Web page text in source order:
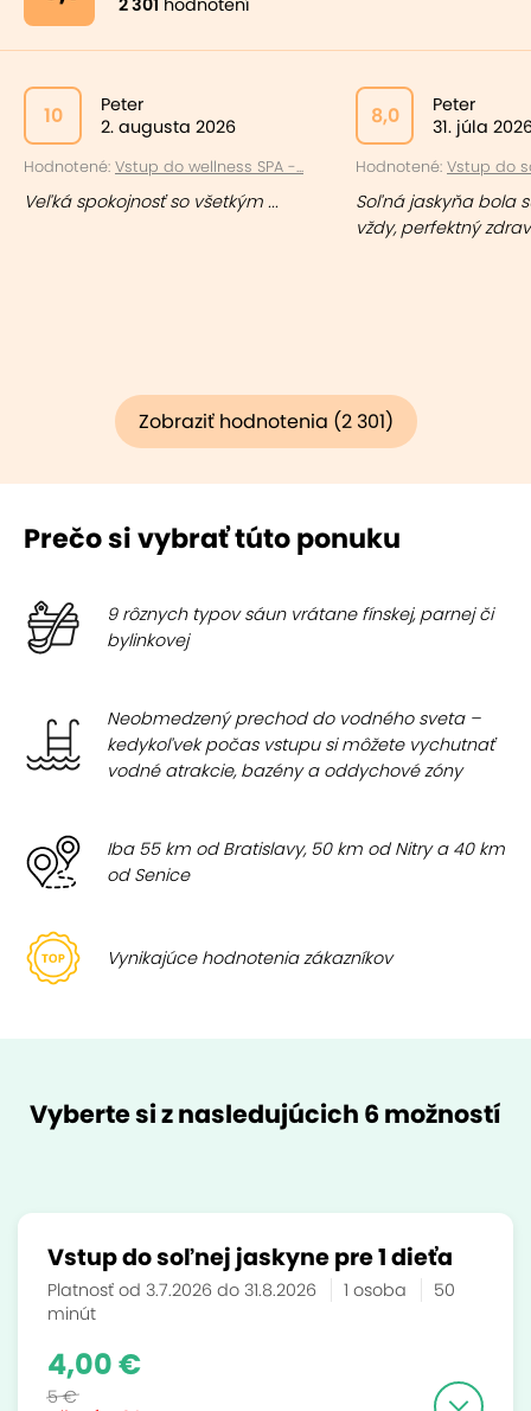
2 301 hodnotení
10
Peter
2. augusta 2026
Hodnotené: Vstup do wellness SPA -...
Veľká spokojnosť so všetkým ...
8,0
Peter
31. júla
Hodnotené: Vstup do
Soľná jaskyňa bola
vždy, perfektný
Zobraziť hodnotenia (2 301)
Prečo si vybrať túto ponuku
9 rôznych typov sáun vrátane fínskej, parnej či
bylinkovej
Neobmedzený prechod do vodného sveta –
kedykoľvek počas vstupu si môžete vychutnať
vodné atrakcie, bazény a oddychové zóny
Iba 55 km od Bratislavy, 50 km od Nitry a 40 km
od Senice
Vynikajúce hodnotenia zákazníkov
Vyberte si z nasledujúcich 6 možností
Vstup do soľnej jaskyne pre 1 dieťa
Platnosť od 3.7.2026 do 31.8.2026 1 osoba
50
minút
4,00 €
5 €